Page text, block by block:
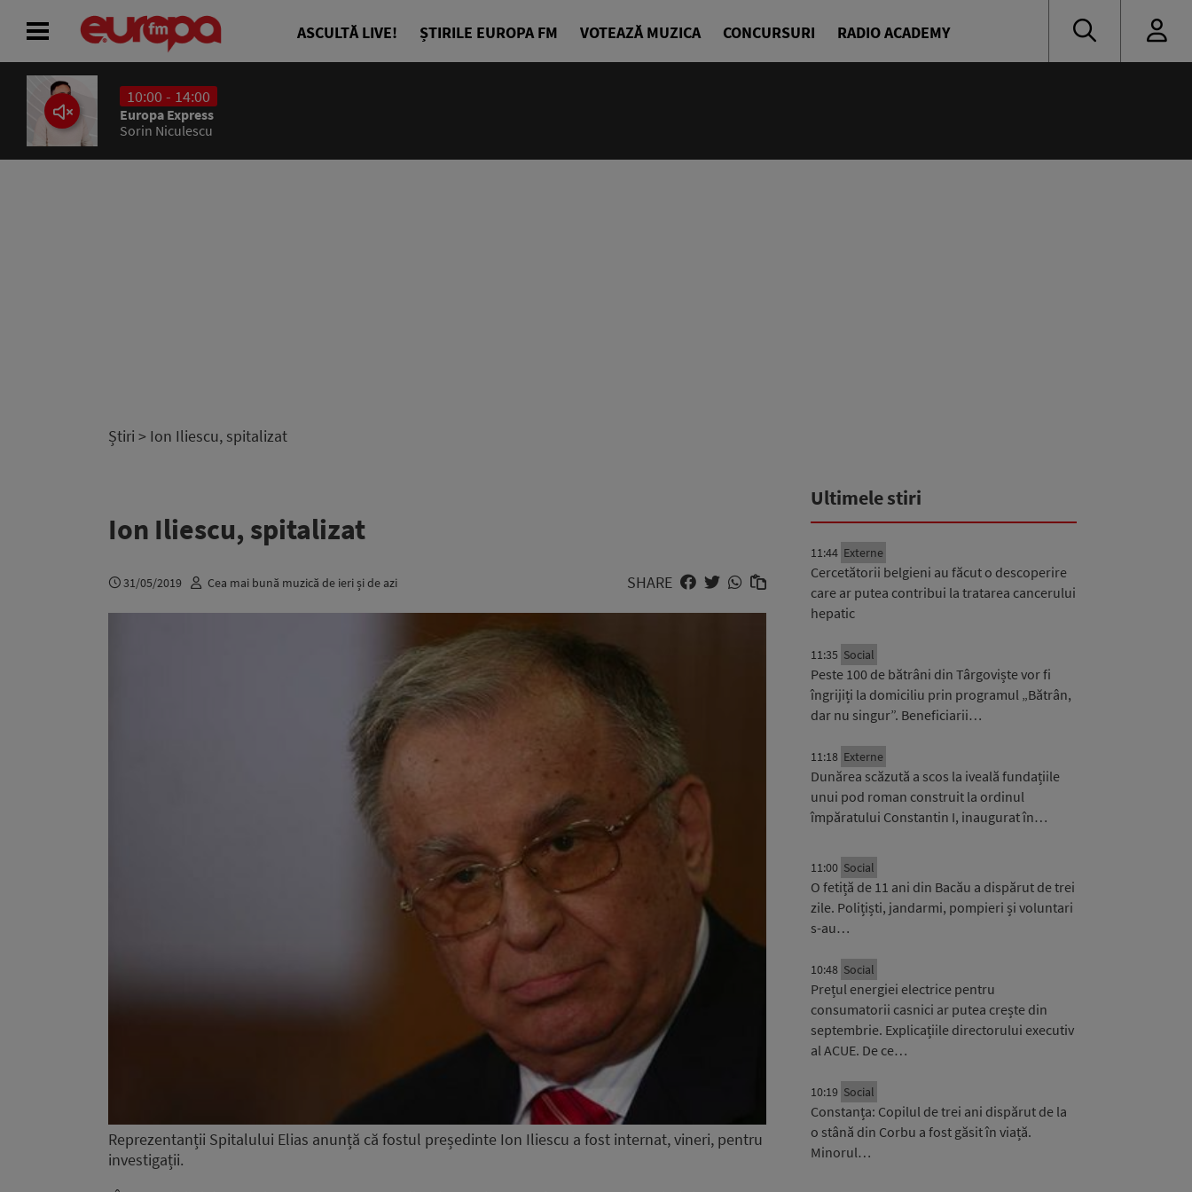
ASCULTĂ LIVE! ȘTIRILE EUROPA FM VOTEAZĂ MUZICA CONCURSURI RADIO ACADEMY
10:00 - 14:00
Europa Express
Sorin Niculescu
Știri > Ion Iliescu, spitalizat
Ion Iliescu, spitalizat
31/05/2019 Cea mai bună muzică de ieri și de azi SHARE
Reprezentanții Spitalului Elias anunță că fostul președinte Ion Iliescu a fost internat, vineri, pentru
investigații.
Ultimele stiri
11:44 Externe
Cercetătorii belgieni au făcut o descoperire
care ar putea contribui la tratarea cancerului
hepatic
11:35 Social
Peste 100 de bătrâni din Târgoviște vor fi
îngrijiți la domiciliu prin programul „Bătrân,
dar nu singur”. Beneficiarii…
11:18 Externe
Dunărea scăzută a scos la iveală fundațiile
unui pod roman construit la ordinul
împăratului Constantin I, inaugurat în…
11:00 Social
O fetiță de 11 ani din Bacău a dispărut de trei
zile. Polițiști, jandarmi, pompieri și voluntari
s-au…
10:48 Social
Prețul energiei electrice pentru
consumatorii casnici ar putea crește din
septembrie. Explicațiile directorului executiv
al ACUE. De ce…
10:19 Social
Constanța: Copilul de trei ani dispărut de la
o stână din Corbu a fost găsit în viață.
Minorul…
ACASĂ
ȘTIRI